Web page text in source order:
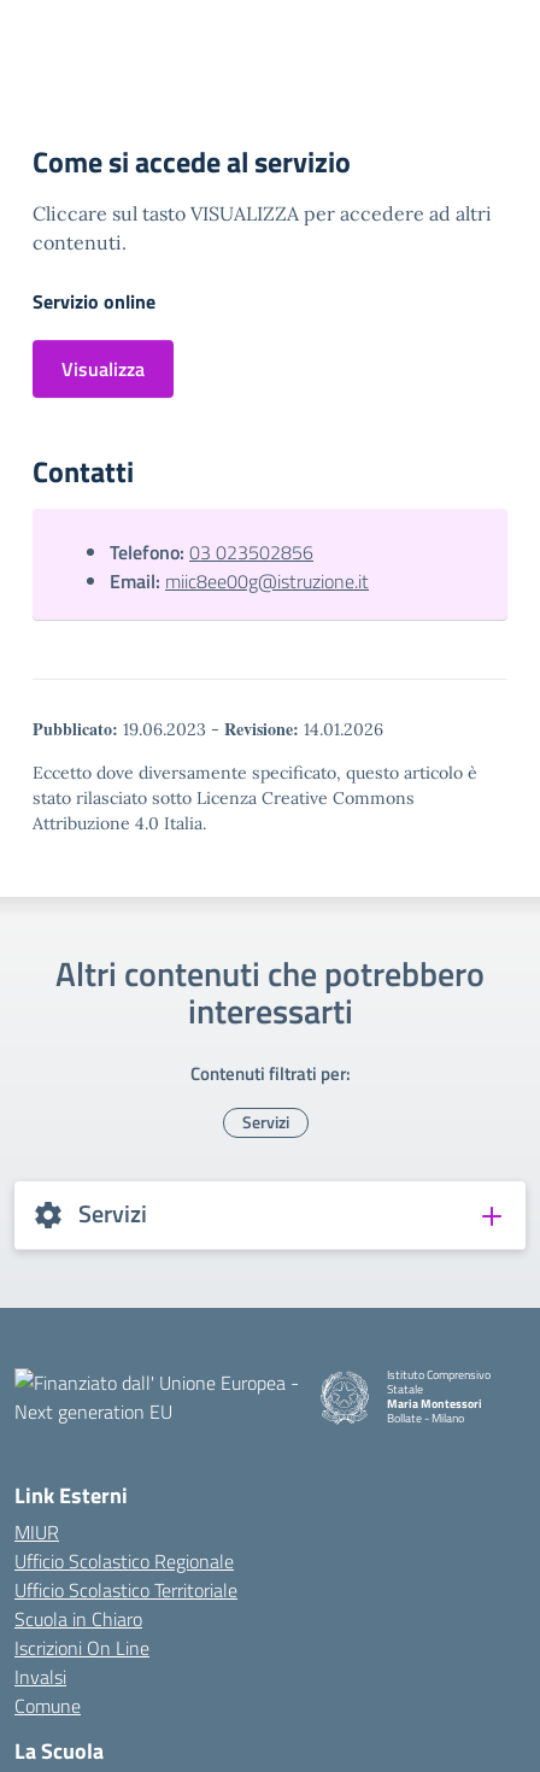
Come si accede al servizio
Cliccare sul tasto VISUALIZZA per accedere ad altri
contenuti.
Servizio online
Visualizza
Contatti
Telefono: 03 023502856
Email: miic8ee00g@istruzione.it
Pubblicato: 19.06.2023 - Revisione: 14.01.2026
Eccetto dove diversamente specificato, questo articolo è
stato rilasciato sotto Licenza Creative Commons
Attribuzione 4.0 Italia.
Altri contenuti che potrebbero
interessarti
Contenuti filtrati per:
Servizi
Servizi
Istituto Comprensivo
Statale
Maria Montessori
Bollate - Milano
Link Esterni
MIUR
Ufficio Scolastico Regionale
Ufficio Scolastico Territoriale
Scuola in Chiaro
Iscrizioni On Line
Invalsi
Comune
La Scuola